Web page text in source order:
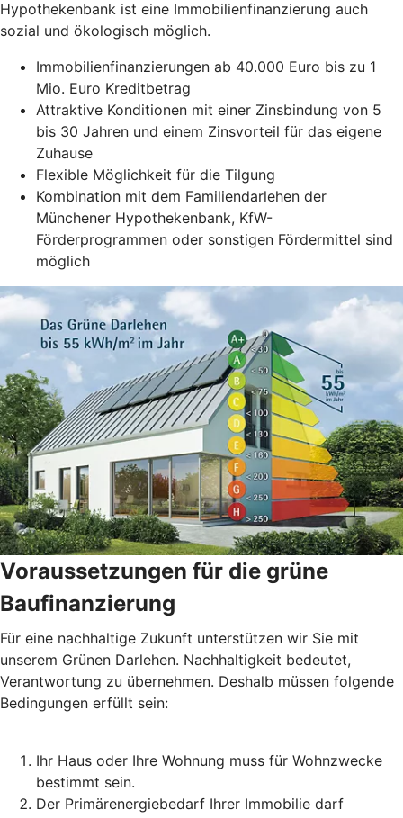
Hypothekenbank ist eine Immobilienfinanzierung auch
sozial und ökologisch möglich.
Immobilienfinanzierungen ab 40.000 Euro bis zu 1
Mio. Euro Kreditbetrag
Attraktive Konditionen mit einer Zinsbindung von 5
bis 30 Jahren und einem Zinsvorteil für das eigene
Zuhause
Flexible Möglichkeit für die Tilgung
Kombination mit dem Familiendarlehen der
Münchener Hypothekenbank, KfW-
Förderprogrammen oder sonstigen Fördermittel sind
möglich
Voraussetzungen für die grüne
Baufinanzierung
Für eine nachhaltige Zukunft unterstützen wir Sie mit
unserem Grünen Darlehen. Nachhaltigkeit bedeutet,
Verantwortung zu übernehmen. Deshalb müssen folgende
Bedingungen erfüllt sein:
Ihr Haus oder Ihre Wohnung muss für Wohnzwecke
bestimmt sein.
Der Primärenergiebedarf Ihrer Immobilie darf